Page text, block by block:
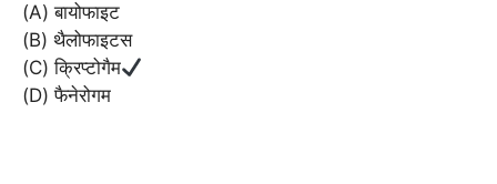
(A) बायोफाइट
(B) थैलोफाइटस
(C) क्रिप्टोगैम
(D) फैनेरोगम